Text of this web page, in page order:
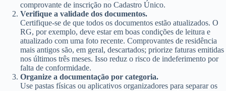
comprovante de inscrição no Cadastro Único.
Verifique a validade dos documentos.
Certifique-se de que todos os documentos estão atualizados. O
RG, por exemplo, deve estar em boas condições de leitura e
atualizado com uma foto recente. Comprovantes de residência
mais antigos são, em geral, descartados; priorize faturas emitidas
nos últimos três meses. Isso reduz o risco de indeferimento por
falta de conformidade.
Organize a documentação por categoria.
Use pastas físicas ou aplicativos organizadores para separar os